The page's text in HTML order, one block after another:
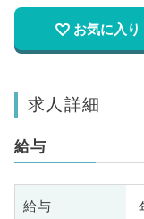
お気に入り
求人詳細
給与
給与